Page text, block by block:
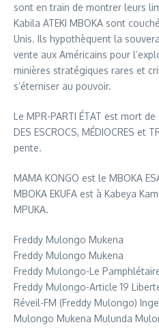
sont en train de montrer leurs
Kabila ATEKI MBOKA sont
Unis. Ils hypothèquent la
vente aux Américains pour
minières stratégiques rares et
s’éterniser au pouvoir.
Le MPR-PARTI ÉTAT est mort de
DES ESCROCS, MÉDIOCRES et
pente.
MAMA KONGO est le MBOKA
MBOKA EKUFA est à Kabeya
MPUKA.
Freddy Mulongo Mukena
Freddy Mulongo Mukena
Freddy Mulongo-Le
Freddy Mulongo-Article 19
Réveil-FM (Freddy Mulongo)
Mulongo Mukena Mulunda